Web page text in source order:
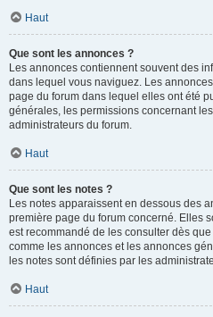
Haut
Que sont les annonces ?
Les annonces contiennent souvent des
dans lequel vous naviguez. Les
page du forum dans lequel elles ont été
générales, les permissions concernant
administrateurs du forum.
Haut
Que sont les notes ?
Les notes apparaissent en dessous des
première page du forum concerné. Elles
est recommandé de les consulter dès
comme les annonces et les annonces
les notes sont définies par les
Haut